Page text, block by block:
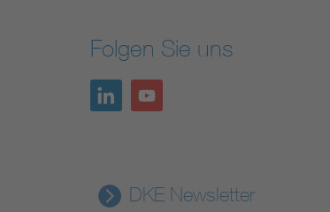
Folgen Sie uns
DKE Newsletter